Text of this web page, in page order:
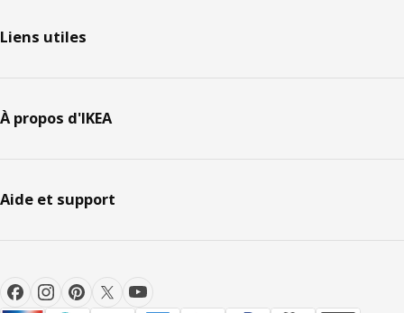
Liens utiles
À propos d'IKEA
Aide et support